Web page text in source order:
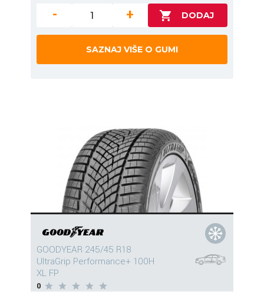
- +
SAZNAJ VIŠE O GUMI
GOODYEAR 245/45 R18
UltraGrip Performance+ 100H
XL FP
0